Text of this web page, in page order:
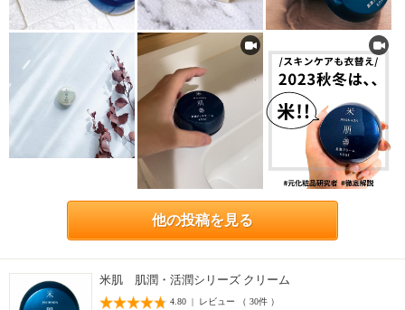
他の投稿を見る
米肌 肌潤・活潤シリーズ クリーム
4.80 | レビュー （ 30件 ）